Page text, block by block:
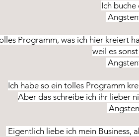
Ich buche
Programm, was ich hier kreiert
weil es
Ich habe so ein tolles Programm
Aber das schreibe ich ihr lieber
Eigentlich liebe ich mein Business,